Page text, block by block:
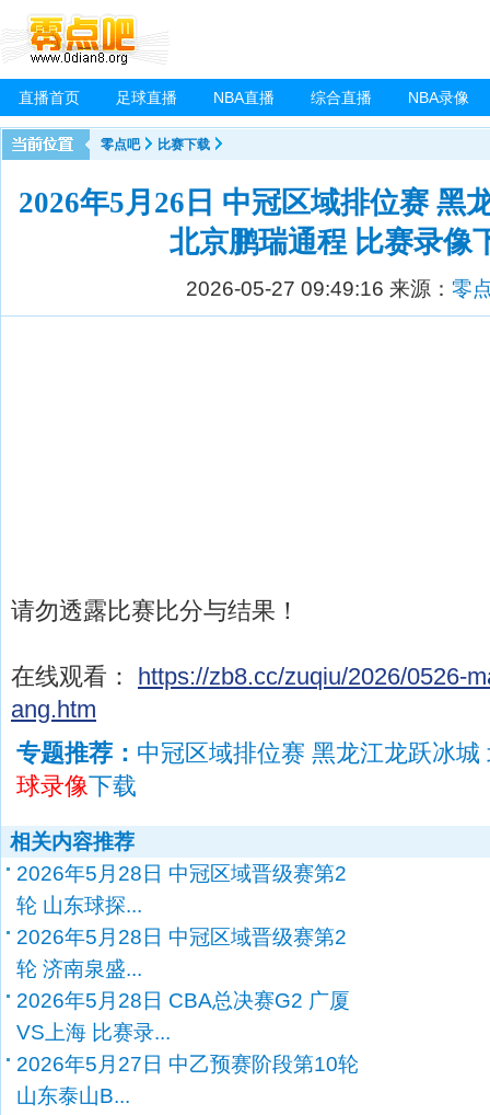
直播首页 足球直播 NBA直播 综合直播 NBA录像
零点吧 比赛下载
2026年5月26日 中冠区域排位赛 黑
北京鹏瑞通程 比赛录像
2026-05-27 09:49:16 来源： 零
请勿透露比赛比分与结果！
在线观看： https://zb8.cc/zuqiu/2026/0526-
ang.htm
专题推荐： 中冠区域排位赛 黑龙江龙跃冰
球录像下载
相关内容推荐
2026年5月28日 中冠区域晋级赛第2
轮 山东球探...
2026年5月28日 中冠区域晋级赛第2
轮 济南泉盛...
2026年5月28日 CBA总决赛G2 广厦
VS上海 比赛录...
2026年5月27日 中乙预赛阶段第10轮
山东泰山B...